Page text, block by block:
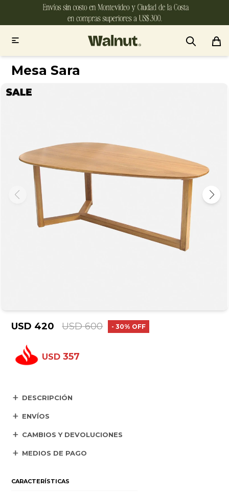

Mesa Sara
USD 420 USD 600 30
USD 357
DESCRIPCIÓN
ENVÍOS
CAMBIOS Y DEVOLUCIONES
MEDIOS DE PAGO
CARACTERÍSTICAS